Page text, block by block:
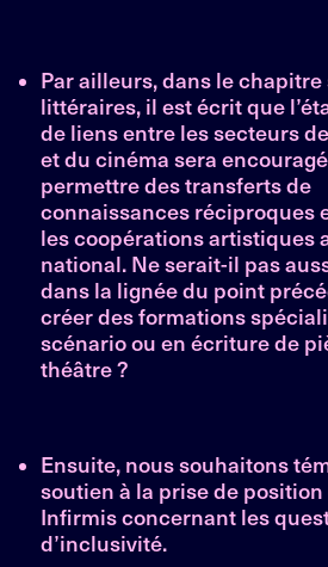
Par ailleurs, dans le chapitre
littéraires, il est écrit que
de liens entre les secteurs
et du cinéma sera
permettre des transferts de
connaissances réciproques
les coopérations artistiques
national. Ne serait-il pas
dans la lignée du point
créer des formations
scénario ou en écriture de
théâtre ?
Ensuite, nous souhaitons
soutien à la prise de position
Infirmisconcernant les
d’inclusivité.